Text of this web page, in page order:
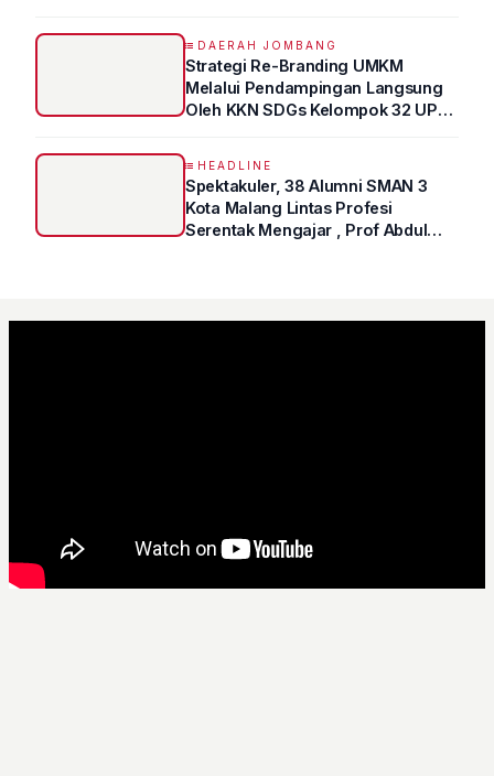
DAERAH JOMBANG
Strategi Re-Branding UMKM
Melalui Pendampingan Langsung
Oleh KKN SDGs Kelompok 32 UPN
HEADLINE
Spektakuler, 38 Alumni SMAN 3
Kota Malang Lintas Profesi
Serentak Mengajar , Prof Abdul